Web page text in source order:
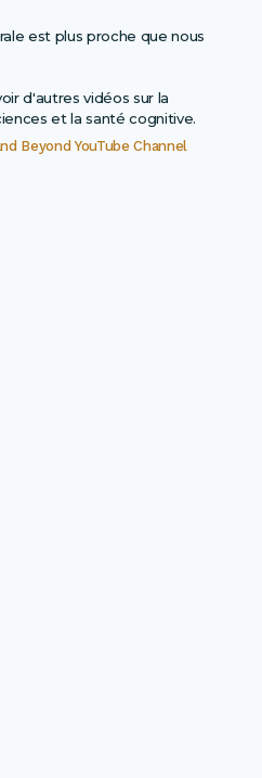
est plus proche que nous
d'autres vidéos sur la
et la santé cognitive.
Beyond YouTube Channel